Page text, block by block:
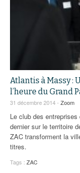
Atlantis à Massy :
l’heure du Grand
31 décembre 2014 - Zoom
Le club des
dernier sur le territoire
ZAC transforment la
titres.
Tags : ZAC